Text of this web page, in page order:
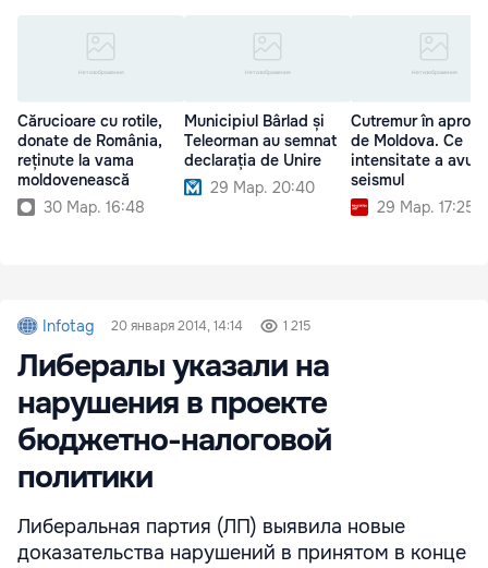
Cărucioare cu rotile,
donate de România,
reținute la vama
moldovenească
30 Мар. 16:48
Municipiul Bârlad și
Teleorman au semnat
declarația de Unire
29 Мар. 20:40
Cutremur în
de Moldova. Ce
intensitate a avut
seismul
29 Мар. 17:25
Infotag 20 января 2014, 14:14 1 215
Либералы указали на
нарушения в проекте
бюджетно-налоговой
политики
Либеральная партия (ЛП) выявила новые
доказательства нарушений в принятом в конце